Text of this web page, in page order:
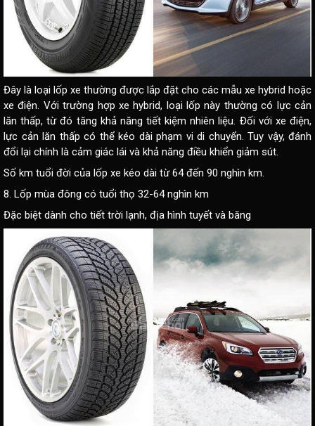
Đây là loại lốp xe thường được lắp đặt cho các mẫu xe hybrid hoặc
xe điện. Với trường hợp xe hybrid, loại lốp này thường có lực cản
lăn thấp, từ đó tăng khả năng tiết kiệm nhiên liệu. Đối với xe điện,
lực cản lăn thấp có thể kéo dài phạm vi di chuyển. Tuy vậy, đánh
đổi lại chính là cảm giác lái và khả năng điều khiển giảm sút.
Số km tuổi đời của lốp xe kéo dài từ 64 đến 90 nghìn km.
8. Lốp mùa đông có tuổi thọ 32-64 nghìn km
Đặc biệt dành cho tiết trời lạnh, địa hình tuyết và băng